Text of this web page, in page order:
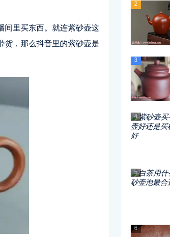
间里买东西。就连紫砂壶这
货，那么抖音里的紫砂壶是
2
3
4
5
6